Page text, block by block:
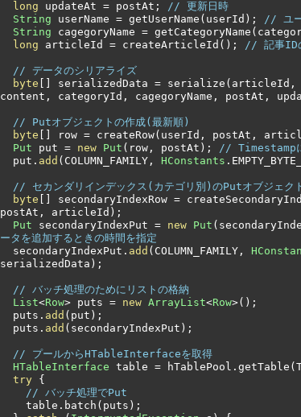
long updateAt = postAt ;
// 更新日時
String userName = getUserName ( userId );
// ユー
String cagegoryName = getCategoryName (
long articleId = createArticleId (); // 記事ID
// データのシリアライズ
byte
serializedData = serialize ( articleId ,
content , categoryId , cagegoryName , postAt ,
// Putオブジェクトの作成(最新順)
byte
row = createRow( userId , postAt ,
Put put = new Put ( row , postAt );
// Timestampに
  put
. add ( COLUMN_FAMILY , HConstants .
// セカンダリインデックス(カテゴリ別)のPutオブジェク
byte
secondaryIndexRow =
postAt , articleId );
Put secondaryIndexPut = new Put (
ータを追加するときの時間を指定
  secondaryIndexPut
. add ( COLUMN_FAMILY ,
serializedData );
// バッチ処理のためにリストの格納
List<Row> puts = new ArrayList<Row>();
  puts
. add ( put );
  puts
. add ( secondaryIndexPut );
// プールからHTableInterfaceを取得
HTableInterface table = hTablePool . getTable (
try
{
// バッチ処理でPut
    table
. batch ( puts );